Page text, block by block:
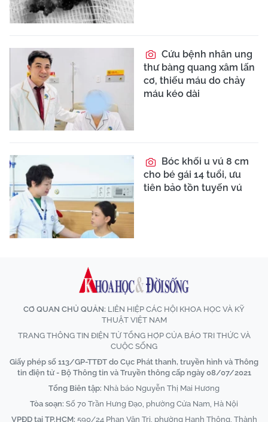
Cứu bệnh nhân ung
thư bàng quang xâm lấn
cơ, thiếu máu do chảy
máu kéo dài
Bóc khối u vú 8 cm
cho bé gái 14 tuổi, ưu
tiên bảo tồn tuyến vú
CƠ QUAN CHỦ QUẢN: LIÊN HIỆP CÁC HỘI KHOA HỌC VÀ KỸ
THUẬT VIỆT NAM
TRANG THÔNG TIN ĐIỆN TỬ TỔNG HỢP CỦA BÁO TRI THỨC VÀ
CUỘC SỐNG
Giấy phép số 113/GP-TTĐT do Cục Phát thanh, truyền hình và Thông
tin điện tử - Bộ Thông tin và Truyền thông cấp ngày 08/07/2021
Tổng Biên tập: Nhà báo Nguyễn Thị Mai Hương
Tòa soạn: Số 70 Trần Hưng Đạo, phường Cửa Nam, Hà Nội
VPĐD tại TP.HCM: 590/24 Phan Văn Trị, phường Hạnh Thông, Thành